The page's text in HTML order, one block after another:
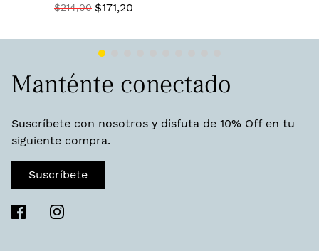
$214,00 $171,20
Manténte conectado
Suscríbete con nosotros y disfuta de 10% Off en tu
siguiente compra.
Suscríbete